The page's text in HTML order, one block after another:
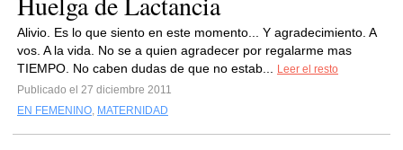
Alivio. Es lo que siento en este momento... Y agradecimiento. A
vos. A la vida. No se a quien agradecer por regalarme mas
TIEMPO. No caben dudas de que no estab...
Leer el resto
Publicado el 27 diciembre 2011
EN FEMENINO, MATERNIDAD